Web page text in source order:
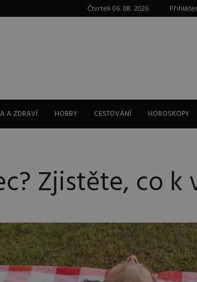
Čtvrtek 06. 08. 2026
A ZDRAVÍ HOBBY CESTOVÁNÍ HOROSKOPY
Zjistěte, co k